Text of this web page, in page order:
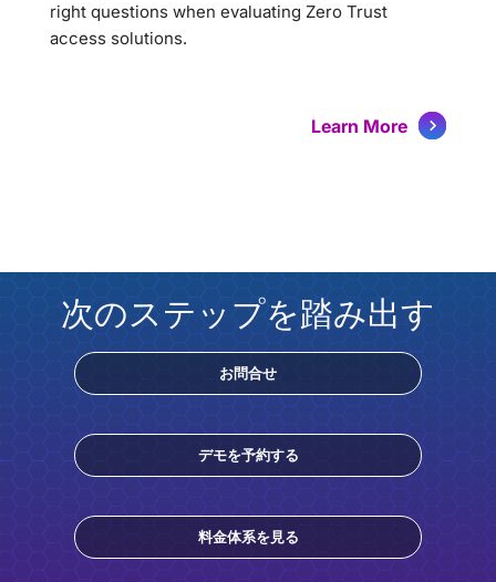
right questions when evaluating Zero Trust
access solutions.
Learn More
次のステップを踏み出す
お問合せ
デモを予約する
料金体系を見る